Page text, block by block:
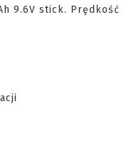
9.6V stick. Prędkość